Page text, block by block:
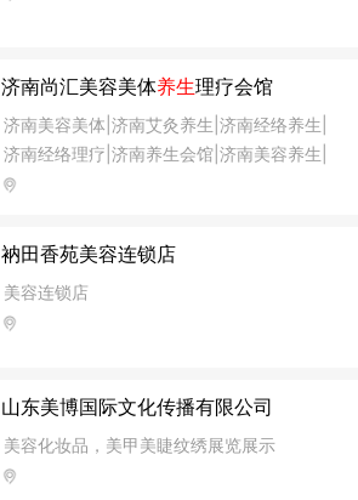
济南尚汇美容美体养生理疗会馆
济南美容美体|济南艾灸养生|济南经络养生|
济南经络理疗|济南养生会馆|济南美容养生|
济南养生馆加盟|济南理疗店加盟
衲田香苑美容连锁店
美容连锁店
山东美博国际文化传播有限公司
美容化妆品，美甲美睫纹绣展览展示